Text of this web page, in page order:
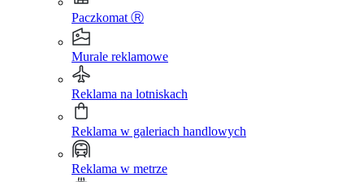
Paczkomat Ⓡ
Murale reklamowe
Reklama na lotniskach
Reklama w galeriach handlowych
Reklama w metrze